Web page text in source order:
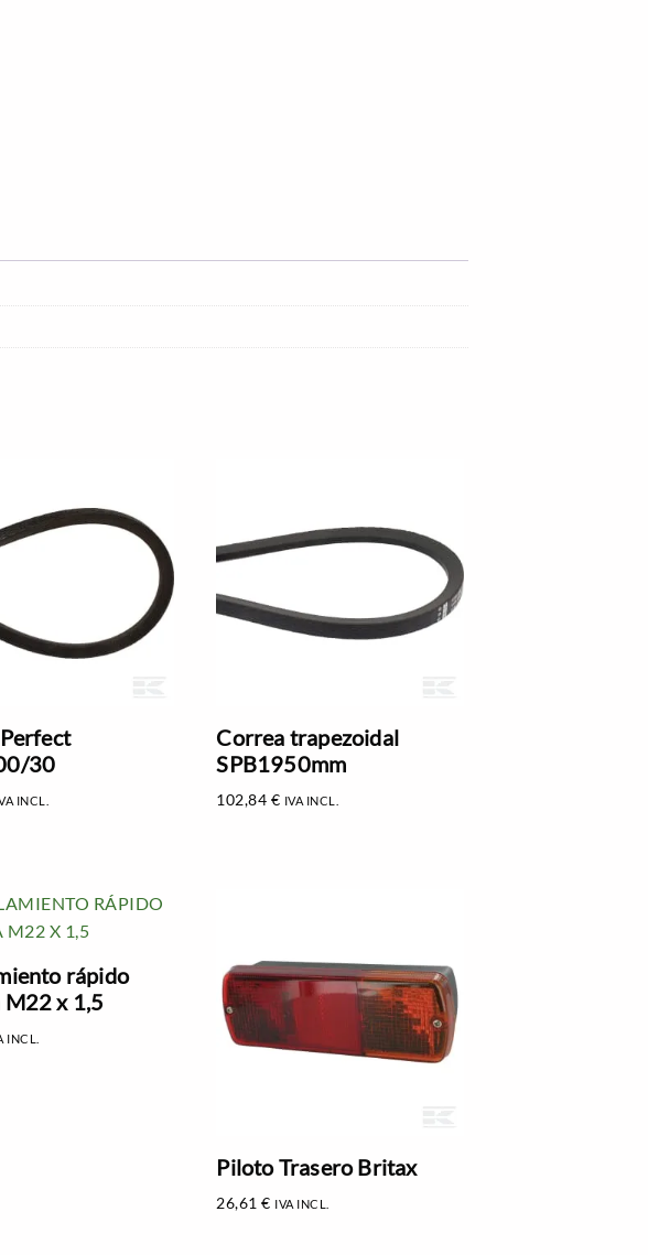
30
INCL.
Correa trapezoidal
SPB1950mm
102,84 € IVA INCL.
rápido
M22 x 1,5
INCL.
Piloto Trasero Britax
26,61€ IVA INCL.